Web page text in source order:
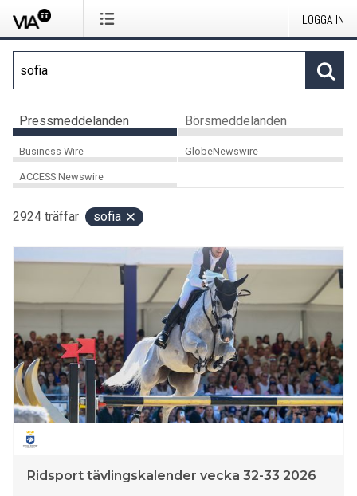
LOGGA IN
Pressmeddelanden Börsmeddelanden
Business Wire GlobeNewswire
ACCESS Newswire
2924 träffar sofia
Ridsport tävlingskalender vecka 32-33 2026